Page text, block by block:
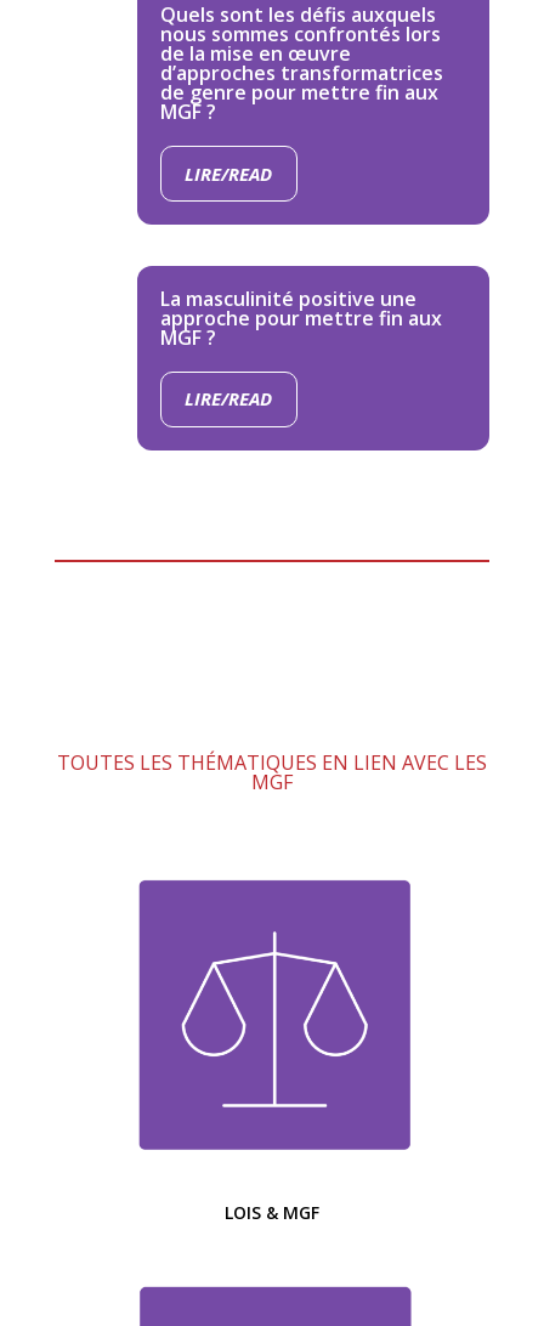
Quels sont les défis auxquels
nous sommes confrontés lors
de la mise en œuvre
d’approches transformatrices
de genre pour mettre fin aux
MGF ?
LIRE/READ
La masculinité positive une
approche pour mettre fin aux
MGF ?
LIRE/READ
TOUTES LES THÉMATIQUES EN LIEN AVEC LES
MGF
LOIS & MGF